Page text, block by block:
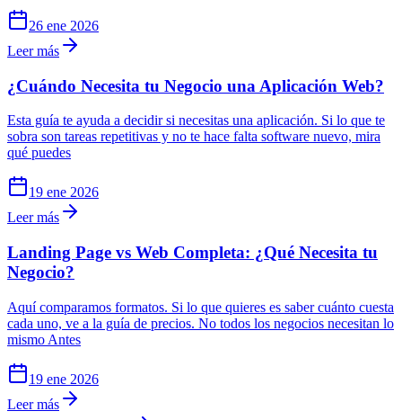
26 ene 2026
Leer más
¿Cuándo Necesita tu Negocio una Aplicación Web?
Esta guía te ayuda a decidir si necesitas una aplicación. Si lo que te
sobra son tareas repetitivas y no te hace falta software nuevo, mira
qué puedes
19 ene 2026
Leer más
Landing Page vs Web Completa: ¿Qué Necesita tu
Negocio?
Aquí comparamos formatos. Si lo que quieres es saber cuánto cuesta
cada uno, ve a la guía de precios. No todos los negocios necesitan lo
mismo Antes
19 ene 2026
Leer más